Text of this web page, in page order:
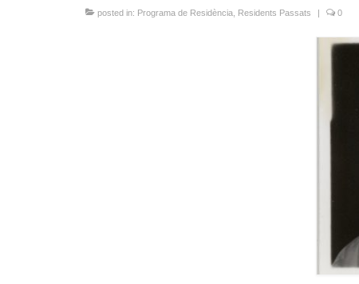
posted in: Programa de Residència Residents Passats 0